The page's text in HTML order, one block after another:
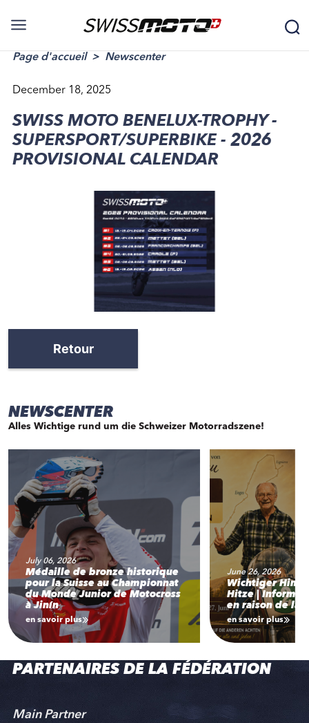
Page d'accueil Newscenter
December 18, 2025
SWISS MOTO BENELUX-TROPHY -
SUPERSPORT/SUPERBIKE - 2026
PROVISIONAL CALENDAR
Retour
NEWSCENTER
Alles Wichtige rund um die Schweizer Motorradszene!
July 06, 2026
Médaille de bronze historique
pour la Suisse au Championnat
du Monde Junior de Motocross
à Jinín
en savoir plus
June 26, 2026
Wichtiger
Hitze |
en raison de la
en savoir plus
PARTENAIRES DE LA FÉDÉRATION
Main Partner